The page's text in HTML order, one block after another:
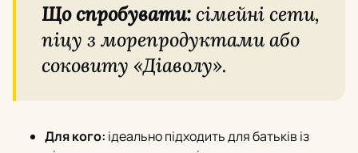
Що спробувати:сімейні сети,
піцу з морепродуктами або
соковиту «Діаволу».
Для кого: ідеально підходить для батьків із